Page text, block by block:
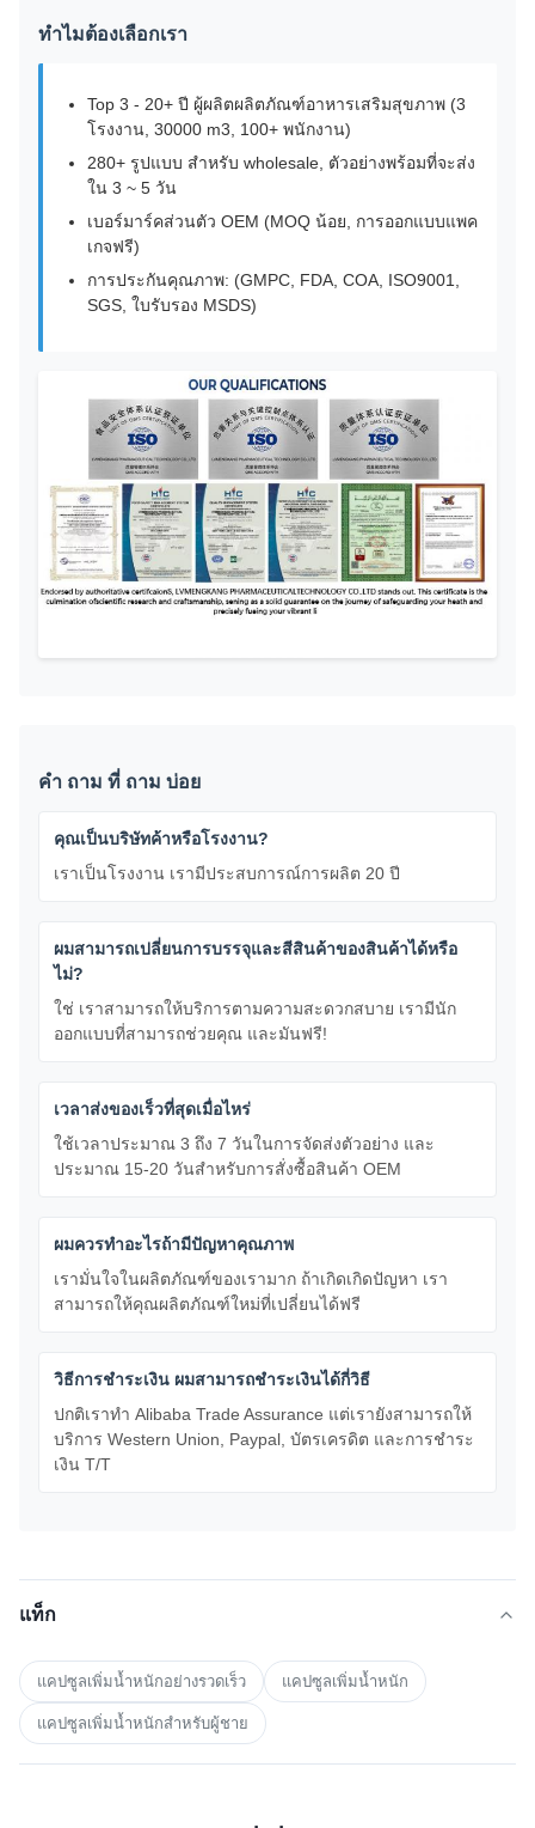
ทําไมต้องเลือกเรา
Top 3 - 20+ ปี ผู้ผลิตผลิตภัณฑ์อาหารเสริมสุขภาพ (3
โรงงาน, 30000 m3, 100+ พนักงาน)
280+ รูปแบบ สําหรับ wholesale, ตัวอย่างพร้อมที่จะส่ง
ใน 3 ~ 5 วัน
เบอร์มาร์คส่วนตัว OEM (MOQ น้อย, การออกแบบแพค
เกจฟรี)
การประกันคุณภาพ: (GMPC, FDA, COA, ISO9001,
SGS, ใบรับรอง MSDS)
คํา ถาม ที่ ถาม บ่อย
คุณเป็นบริษัทค้าหรือโรงงาน?
เราเป็นโรงงาน เรามีประสบการณ์การผลิต 20 ปี
ผมสามารถเปลี่ยนการบรรจุและสีสินค้าของสินค้าได้หรือ
ไม่?
ใช่ เราสามารถให้บริการตามความสะดวกสบาย เรามีนัก
ออกแบบที่สามารถช่วยคุณ และมันฟรี!
เวลาส่งของเร็วที่สุดเมื่อไหร่
ใช้เวลาประมาณ 3 ถึง 7 วันในการจัดส่งตัวอย่าง และ
ประมาณ 15-20 วันสําหรับการสั่งซื้อสินค้า OEM
ผมควรทําอะไรถ้ามีปัญหาคุณภาพ
เรามั่นใจในผลิตภัณฑ์ของเรามาก ถ้าเกิดเกิดปัญหา เรา
สามารถให้คุณผลิตภัณฑ์ใหม่ที่เปลี่ยนได้ฟรี
วิธีการชําระเงิน ผมสามารถชําระเงินได้กี่วิธี
ปกติเราทํา Alibaba Trade Assurance แต่เรายังสามารถให้
บริการ Western Union, Paypal, บัตรเครดิต และการชําระ
เงิน T/T
แท็ก
แคปซูลเพิ่มน้ำหนักอย่างรวดเร็ว แคปซูลเพิ่มน้ำหนัก
แคปซูลเพิ่มน้ำหนักสำหรับผู้ชาย